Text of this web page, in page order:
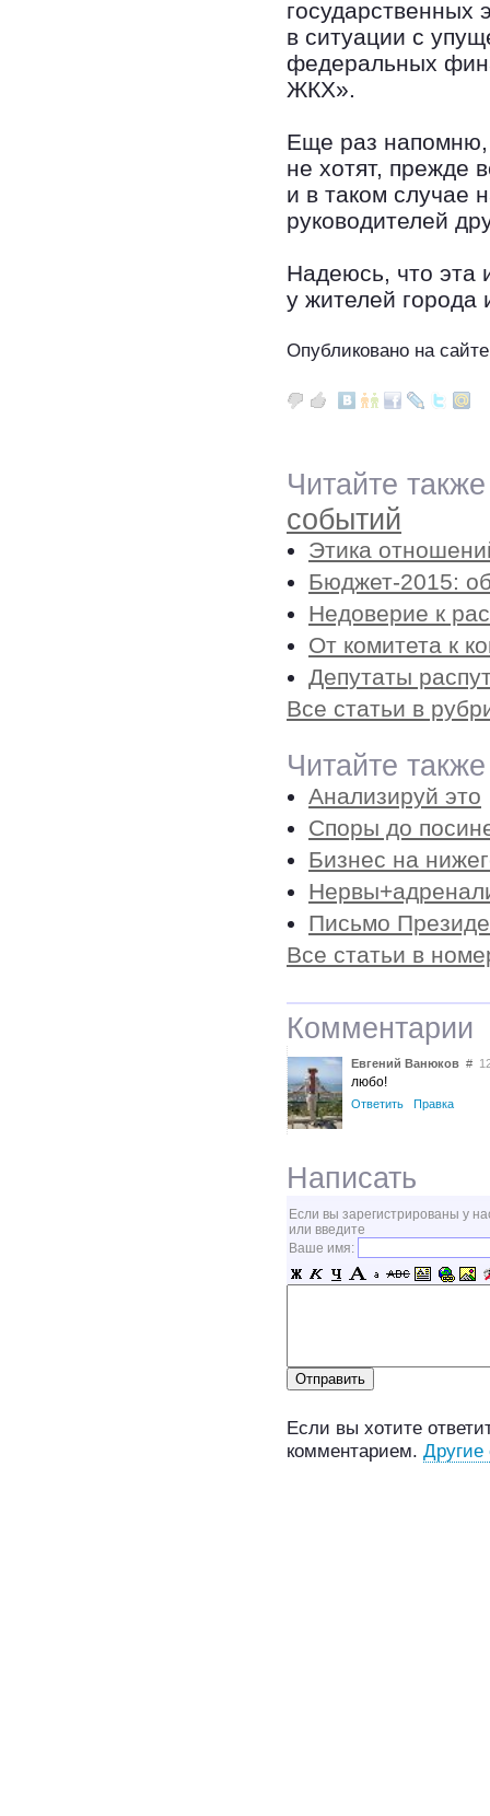
государственных
в ситуации с
федеральных
ЖКХ».
Еще раз напомню,
не хотят, прежде
и в таком случае
руководителей
Надеюсь, что эта
у жителей города
Опубликовано на
Читайте
событий
Этика
Бюджет-2015:
Недоверие к
От комитета к
Депутаты
Все статьи в
Читайте
Анализируй это
Споры до
Бизнес на
Письмо
Все статьи в
Комментарии
Евгений Ванюков #
любо!
Ответить Правка
Написать
Если вы зарегистрированы у
или введите
Ваше имя:
Если вы хотите
комментарием. Другие